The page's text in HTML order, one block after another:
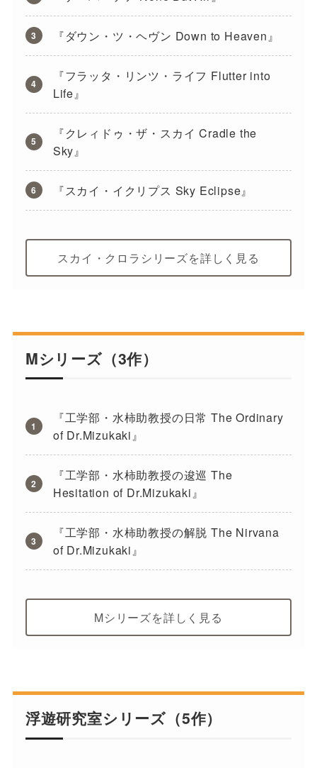
『ダウン・ツ・ヘヴン Down to Heaven』
『フラッタ・リンツ・ライフ Flutter into
Life』
『クレィドゥ・ザ・スカイ Cradle the
Sky』
『スカイ・イクリプス Sky Eclipse』
スカイ・クロラシリーズを詳しく見る
Mシリーズ（3作）
『工学部・水柿助教授の日常 The Ordinary
of Dr.Mizukaki』
『工学部・水柿助教授の逡巡 The
Hesitation of Dr.Mizukaki』
『工学部・水柿助教授の解脱 The Nirvana
of Dr.Mizukaki』
Mシリーズを詳しく見る
浮遊研究室シリーズ（5作）